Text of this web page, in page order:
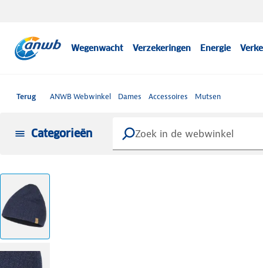
Wegenwacht Verzekeringen Energie
Terug ANWB Webwinkel Dames Accessoires Mutsen
Categorieën